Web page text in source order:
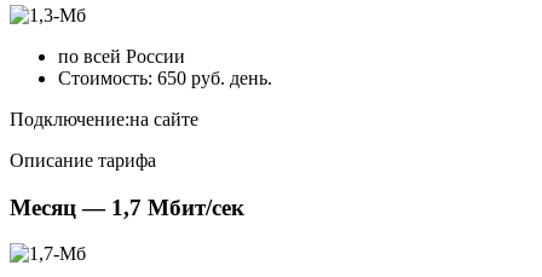
по всей России
Стоимость: 650 руб. день.
Подключение:на сайте
Описание тарифа
Месяц — 1,7 Мбит/сек